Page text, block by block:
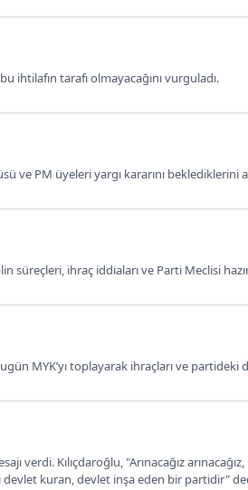
ihtilafın tarafı olmayacağını vurguladı.
ve PM üyeleri yargı kararını beklediklerini
süreçleri, ihraç iddiaları ve Parti Meclisi
MYK’yı toplayarak ihraçları ve
verdi. Kılıçdaroğlu, "Arınacağız
devlet kuran, devlet inşa eden bir partidir"